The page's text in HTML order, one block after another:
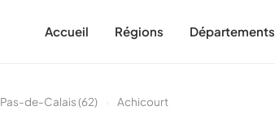
Accueil Régions Départements
Pas-de-Calais (62) Achicourt